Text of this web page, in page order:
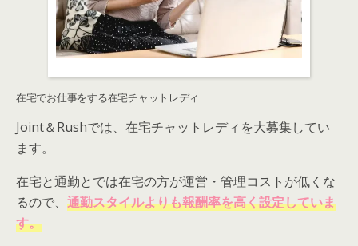
在宅でお仕事をする在宅チャットレディ
Joint＆Rushでは、在宅チャットレディを大募集してい
ます。
在宅と通勤とでは在宅の方が運営・管理コストが低くな
るので、 通勤スタイルよりも報酬率を高く設定していま
す。